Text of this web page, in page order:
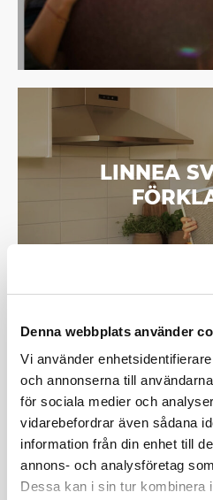
Denna webbplats använder
Vi använder
och annonserna till
för sociala medier och
vidarebefordrar även sådana
information från din enhet till
annons- och analysföretag
Dessa kan i sin tur kombinera
LINNEA
BRA ATT